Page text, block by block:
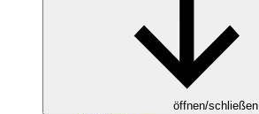
öffnen/schließen